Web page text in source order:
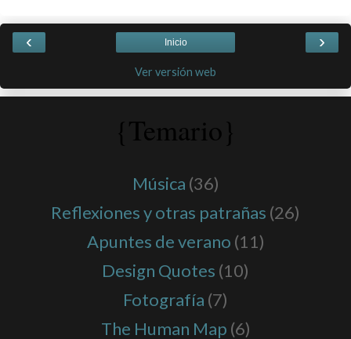
‹ ›
Inicio
Ver versión web
{Temario}
Música (36)
Reflexiones y otras patrañas (26)
Apuntes de verano (11)
Design Quotes (10)
Fotografía (7)
The Human Map (6)